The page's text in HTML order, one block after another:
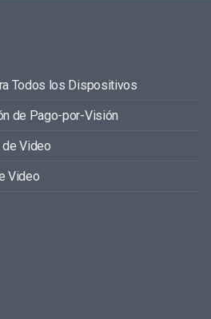
Todos los Dispositivos
de Pago-por-Visión
Video
Video